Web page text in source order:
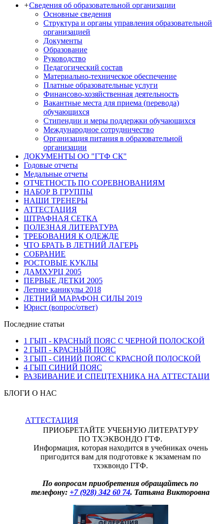
+Сведения об образовательной организации
Основные сведения
Структура и органы управления образовательной
организацией
Документы
Образование
Руководство
Педагогический состав
Материально-техническое обеспечение
Платные образовательные услуги
Финансово-хозяйственная деятельность
Вакантные места для приема (перевода)
обучающихся
Стипендии и меры поддержки обучающихся
Международное сотрудничество
Организация питания в образовательной
организации
ДОКУМЕНТЫ ОО "ГТФ СК"
Годовые отчеты
Медальные отчеты
ОТЧЕТНОСТЬ ПО СОРЕВНОВАНИЯМ
НАБОР В ГРУППЫ
НАШИ ТРЕНЕРЫ
АТТЕСТАЦИЯ
ШТРАФНАЯ СЕТКА
ПОЛЕЗНАЯ ЛИТЕРАТУРА
ТРЕБОВАНИЯ К ОДЕЖДЕ
ЧТО БРАТЬ В ЛЕТНИЙ ЛАГЕРЬ
СОБРАНИЕ
РОСТОВЫЕ КУКЛЫ
ДАМХУРЦ 2005
ПЕРВЫЕ ДЕТКИ 2005
Летние каникулы 2018
ЛЕТНИЙ МАРАФОН СИЛЫ 2019
Юрист (вопрос/ответ)
Последние статьи
1 ГЫП - КРАСНЫЙ ПОЯС С ЧЕРНОЙ ПОЛОСКОЙ
2 ГЫП - КРАСНЫЙ ПОЯС
3 ГЫП - СИНИЙ ПОЯС С КРАСНОЙ ПОЛОСКОЙ
4 ГЫП СИНИЙ ПОЯС
РАЗБИВАНИЕ И СПЕЦТЕХНИКА НА АТТЕСТАЦИ
БЛОГИ О НАС
АТТЕСТАЦИЯ
ПРИОБРЕТАЙТЕ УЧЕБНУЮ ЛИТЕРАТУРУ
ПО ТХЭКВОНДО ГТФ.
Информация, которая находится в учебниках очень
пригодится вам для подготовке к экзаменам по
тхэквондо ГТФ.
По вопросам приобретения обращайтесь по
телефону: +7 (928) 342 60 74. Татьяна Викторовна